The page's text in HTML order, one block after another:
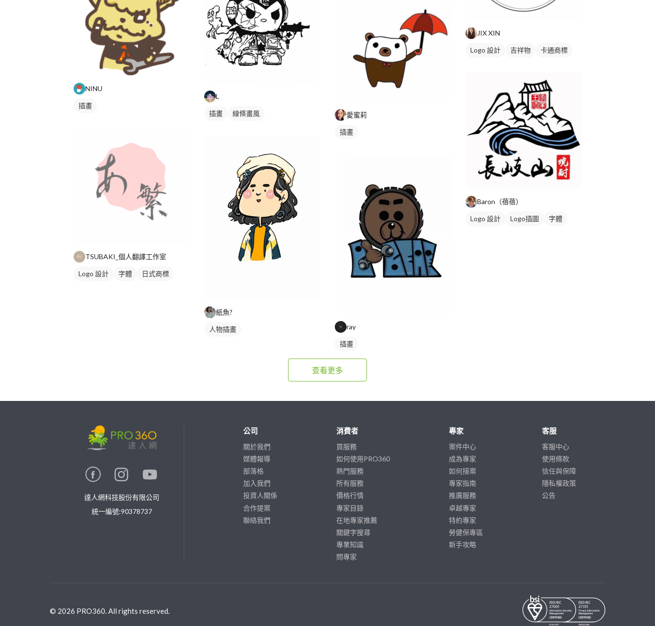
NINU
插畫
TSUBAKI_個人翻譯工作室
Logo 設計 字體
日式商標
L
插畫 線條畫風
紙魚?
人物插畫
愛蜜莉
插畫
ray
插畫
JIX XIN
Logo 設計 吉祥物
卡通商標
Baron（蓓蓓）
Logo 設計 Logo插圖
字體
查看更多
達人網科技股份有限公司
統一編號:90378737
公司
關於我們
媒體報導
部落格
加入我們
投資人關係
合作提案
聯絡我們
消費者
買服務
如何使用PRO360
熱門服務
所有服務
價格行情
專家目錄
在地專家推薦
關鍵字搜尋
專業知識
問專家
專家
案件中心
成為專家
如何接案
專家指南
推廣服務
卓越專家
特約專家
勞健保專區
新手攻略
客服
客服中心
使用條款
信任與保障
隱私權政策
公告
© 2026 PRO360. All rights reserved.